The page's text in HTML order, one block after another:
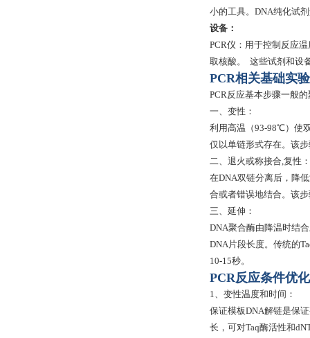
小的工具。DNA纯化试
设备：
PCR仪：用于控制反应
取核酸。 这些试剂和设
PCR相关基础实
PCR反应基本步骤一般
一、变性：
利用高温（93-98℃）使
仅以单链形式存在。该
二、退火或称接合,复性：
在DNA双链分离后，降
合或者错误地结合。该
三、延伸：
DNA聚合酶由降温时结
DNA片段长度。传统的
10-15秒。
PCR反应条件优
1、变性温度和时间：
保证模板DNA解链是保
长，可对Taq酶活性和